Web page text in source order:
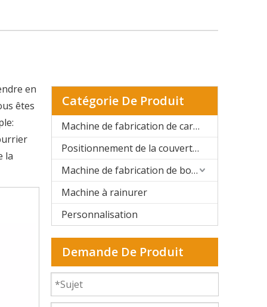
en
êtes
la
Catégorie De Produit
Machine de fabrication de cartons rigides automatique
Positionnement de la couverture rigide et de la boîte rigide
Machine de fabrication de boîtes rigides semi-automatique
Machine à rainurer
Personnalisation
Demande De Produit